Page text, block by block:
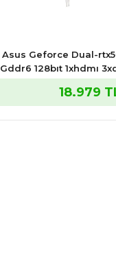
Asus Geforce Dual-
Gddr6 128bıt 1xhdmı
18.979